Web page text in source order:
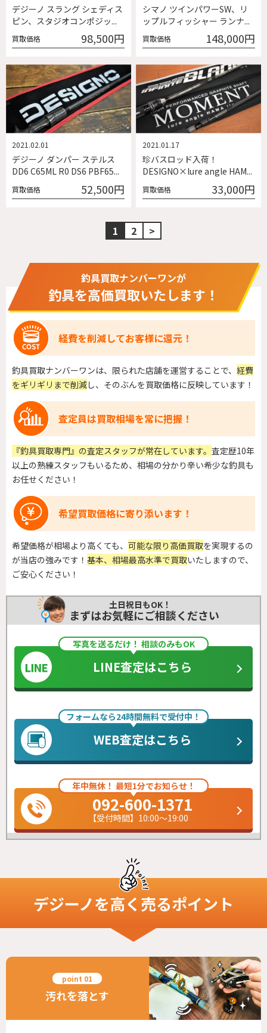
デジーノ スラング シェディス
ピン、スタジオコンポジッ...
買取価格 98,500円
シマノ ツインパワーSW、リ
ップルフィッシャー ランナ...
買取価格 148,000円
デジーノ ダンパー ステルス
DD6 C65ML R0 DS6 PBF65...
2021.02.01
買取価格 52,500円
珍バスロッド入荷！
DESIGNO×lure angle HAM...
2021.01.17
買取価格 33,000円
1 2 >
釣具買取ナンバーワンが
釣具を高価買取いたします！
経費を削減してお客様に還元！
釣具買取ナンバーワンは、限られた店舗を運営することで、 経費
をギリギリまで削減し、そのぶんを買取価格に反映しています！
査定員は買取相場を常に把握！
『釣具買取専門』の査定スタッフが常在しています。 査定歴10年
以上の熟練スタッフもいるため、相場の分かり辛い希少な釣具も
お任せください！
希望買取価格に寄り添います！
希望価格が相場より高くても、 可能な限り高価買取を実現するの
が当店の強みです！ 基本、相場最高水準で買取いたしますので、
ご安心ください！
土日祝日もOK！
まずはお気軽にご相談ください
写真を送るだけ！ 相談のみもOK
LINE査定はこちら
フォームなら24時間無料で受付中！
WEB査定はこちら
年中無休！ 最短1分でお知らせ！
092-600-1371
【受付時間】10:00～19:00
デジーノを高く売るポイント
汚れを落とす